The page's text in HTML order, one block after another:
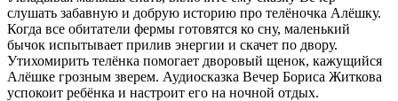
слушать забавную и добрую историю про телёночка Алёшку.
Когда все обитатели фермы готовятся ко сну, маленький
бычок испытывает прилив энергии и скачет по двору.
Утихомирить телёнка помогает дворовый щенок, кажущийся
Алёшке грозным зверем. Аудиосказка Вечер Бориса Житкова
успокоит ребёнка и настроит его на ночной отдых.